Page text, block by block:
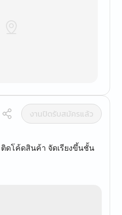
งานปิดรับสมัครแล้ว
ดโค้ดสินค้า จัดเรียงขึ้นชั้น